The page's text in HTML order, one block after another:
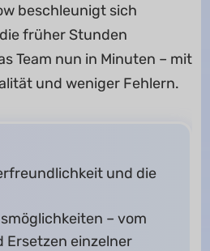
beschleunigt sich
früher Stunden
Team nun in Minuten – mit
und weniger Fehlern.
und die
– vom
Ersetzen einzelner